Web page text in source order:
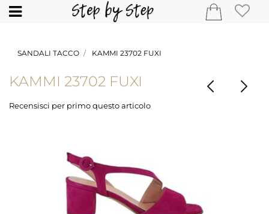
Open
SANDALI TACCO KAMMI 23702 FUXI
KAMMI 23702 FUXI
Recensisci per primo questo articolo